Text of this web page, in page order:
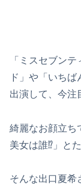
「ミスセブン
ド」や「いち
出演して、今注
綺麗なお顔立ち
美女は誰⁉」と
そんな出口夏希